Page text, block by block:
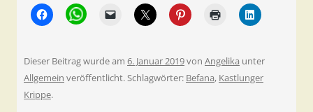
Dieser Beitrag wurde am 6. Januar 2019von Angelika unter
Allgemein veröffentlicht. Schlagwörter: Befana, Kastlunger
Krippe.